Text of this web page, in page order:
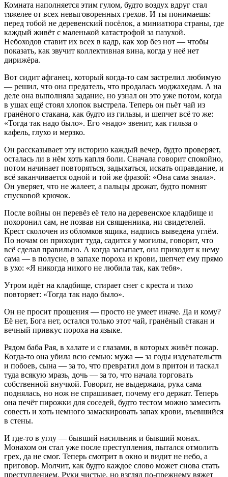
Комната наполняется этим гулом, будто воздух вдруг стал
тяжелее от всех невыговоренных грехов. И ты понимаешь:
перед тобой не деревенский посёлок, а миниатюра страны, где
каждый живёт с маленькой катастрофой за пазухой.
Небоходов ставит их всех в кадр, как хор без нот — чтобы
показать, как звучит коллективная вина, когда у неё нет
дирижёра.
Вот сидит афганец, который когда-то сам застрелил любимую
— решил, что она предатель, что продалась моджахедам. А на
деле она выполняла задание, но узнал он это уже потом, когда
в ушах ещё стоял хлопок выстрела. Теперь он пьёт чай из
гранёного стакана, как будто из гильзы, и шепчет всё то же:
«Тогда так надо было». Его «надо» звенит, как гильза о
кафель, глухо и мерзко.
Он рассказывает эту историю каждый вечер, будто проверяет,
осталась ли в нём хоть капля боли. Сначала говорит спокойно,
потом начинает повторяться, задыхаться, искать оправдание, и
всё заканчивается одной и той же фразой: «Она сама знала».
Он уверяет, что не жалеет, а пальцы дрожат, будто помнят
спусковой крючок.
После войны он перевёз её тело на деревенское кладбище и
похоронил сам, не позвав ни священника, ни свидетелей.
Крест сколочен из обломков ящика, надпись выведена углём.
По ночам он приходит туда, садится у могилы, говорит, что
всё сделал правильно. А когда засыпает, она приходит к нему
сама — в полусне, в запахе пороха и крови, шепчет ему прямо
в ухо: «Я никогда никого не любила так, как тебя».
Утром идёт на кладбище, стирает снег с креста и тихо
повторяет: «Тогда так надо было».
Он не просит прощения — просто не умеет иначе. Да и кому?
Её нет, Бога нет, остался только этот чай, гранёный стакан и
вечный привкус пороха на языке.
Рядом баба Рая, в халате и с глазами, в которых живёт пожар.
Когда-то она убила всю семью: мужа — за годы издевательств
и побоев, сына — за то, что превратил дом в притон и таскал
туда всякую мразь, дочь — за то, что начала торговать
собственной внучкой. Говорит, не выдержала, рука сама
поднялась, но нож не спрашивает, почему его держат. Теперь
она печёт пирожки для соседей, будто тестом можно замесить
совесть и хоть немного замаскировать запах крови, въевшийся
в стены.
И где-то в углу — бывший насильник и бывший монах.
Монахом он стал уже после преступления, пытался отмолить
грех, да не смог. Теперь смотрит в окно и видит не небо, а
приговор. Молчит, как будто каждое слово может снова стать
преступлением. Руки чистые, но взгляд по-прежнему вяжет